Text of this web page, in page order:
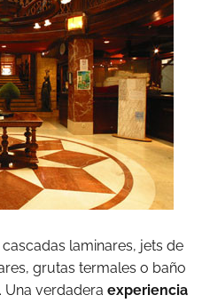
laminares, jets de
grutas termales o baño
verdadera experiencia